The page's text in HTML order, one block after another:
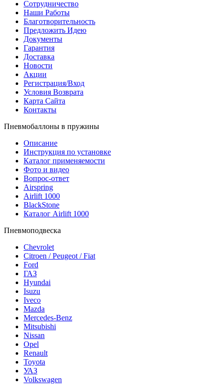
Сотрудничество
Наши Работы
Благотворительность
Предложить Идею
Документы
Гарантия
Доставка
Новости
Акции
Регистрация/Вход
Условия Возврата
Карта Сайта
Контакты
Пневмобаллоны в пружины
Описание
Инструкция по установке
Каталог применяемости
Фото и видео
Вопрос-ответ
Airspring
Airlift 1000
BlackStone
Каталог Airlift 1000
Пневмоподвеска
Chevrolet
Citroen / Peugeot / Fiat
Ford
ГАЗ
Hyundai
Isuzu
Iveco
Mazda
Mercedes-Benz
Mitsubishi
Nissan
Opel
Renault
Toyota
УАЗ
Volkswagen